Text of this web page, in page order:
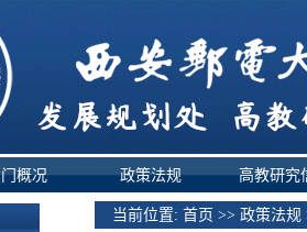
概况 政策法规 高教研究
当前位置: 首页 >> 政策法规